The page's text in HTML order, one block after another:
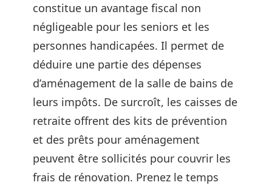
constitue un avantage fiscal non
négligeable pour les seniors et les
personnes handicapées. Il permet de
déduire une partie des dépenses
d’aménagement de la salle de bains de
leurs impôts. De surcroît, les caisses de
retraite offrent des kits de prévention
et des prêts pour aménagement
peuvent être sollicités pour couvrir les
frais de rénovation. Prenez le temps